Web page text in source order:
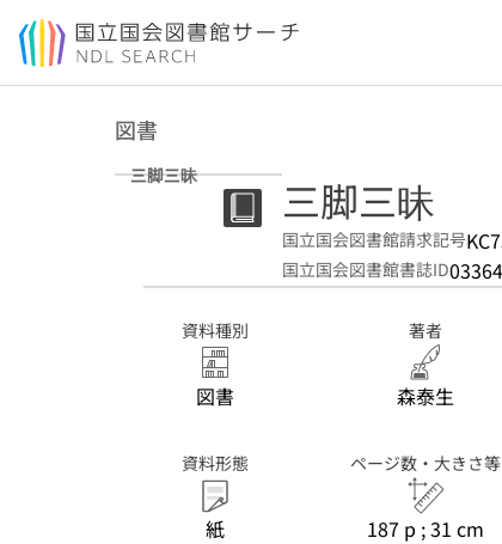
本文へ移動
図書
三脚三昧 三脚三昧
国立国会図書館請求記号
国立国会図書館書誌ID
資料種別
図書
著者
森泰生
資料形態
紙
ページ数・大きさ等
187 p ; 31 cm